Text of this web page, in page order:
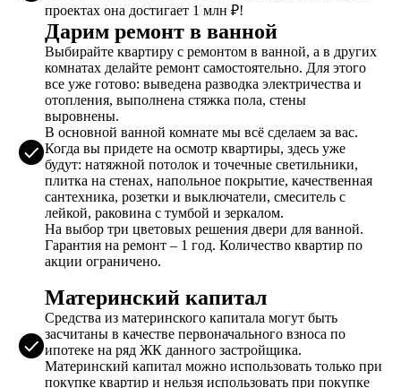
проектах она достигает 1 млн ₽!
Дарим ремонт в ванной
Выбирайте квартиру с ремонтом в ванной, а в других
комнатах делайте ремонт самостоятельно. Для этого
все уже готово: выведена разводка электричества и
отопления, выполнена стяжка пола, стены
выровнены.
В основной ванной комнате мы всё сделаем за вас.
Когда вы придете на осмотр квартиры, здесь уже
будут: натяжной потолок и точечные светильники,
плитка на стенах, напольное покрытие, качественная
сантехника, розетки и выключатели, смеситель с
лейкой, раковина с тумбой и зеркалом.
На выбор три цветовых решения двери для ванной.
Гарантия на ремонт – 1 год. Количество квартир по
акции ограничено.
Материнский капитал
Средства из материнского капитала могут быть
засчитаны в качестве первоначального взноса по
ипотеке на ряд ЖК данного застройщика.
Материнский капитал можно использовать только при
покупке квартир и нельзя использовать при покупке